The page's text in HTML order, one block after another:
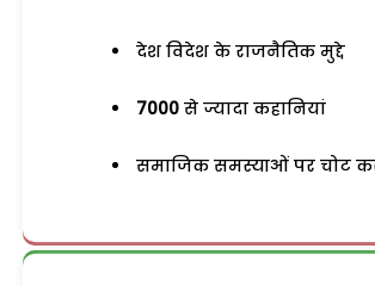
देश विदेश के राजनैतिक मुद्दे
7000 से ज्यादा कहानियां
समाजिक समस्याओं पर चोट